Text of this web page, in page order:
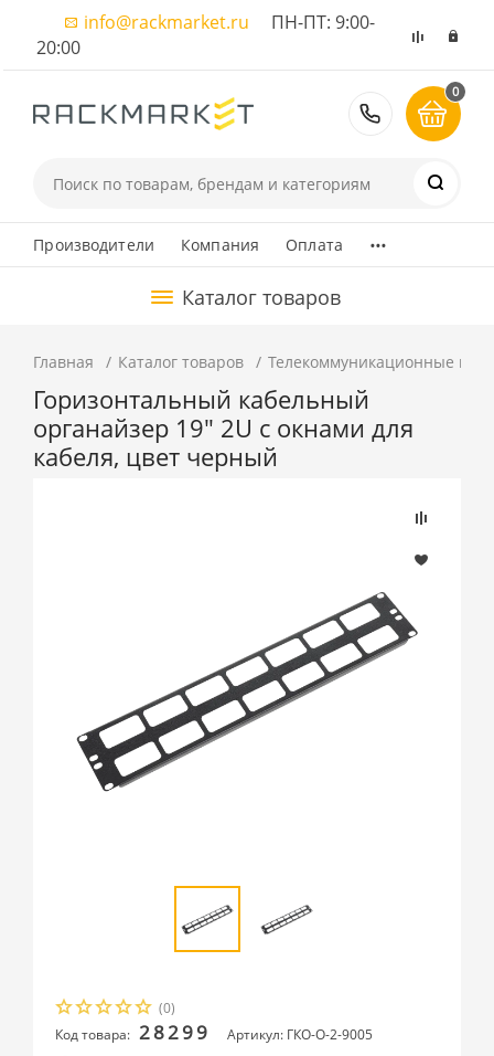
info@rackmarket.ru ПН-ПТ: 9:00-
20:00
8 (495)
0
Производители Компания Оплата ...
Каталог товаров
Главная Каталог товаров Телекоммуникационные
Горизонтальный кабельный
органайзер 19" 2U с окнами для
кабеля, цвет черный
(0)
Код товара: 28299
Артикул: ГКО-О-2-9005